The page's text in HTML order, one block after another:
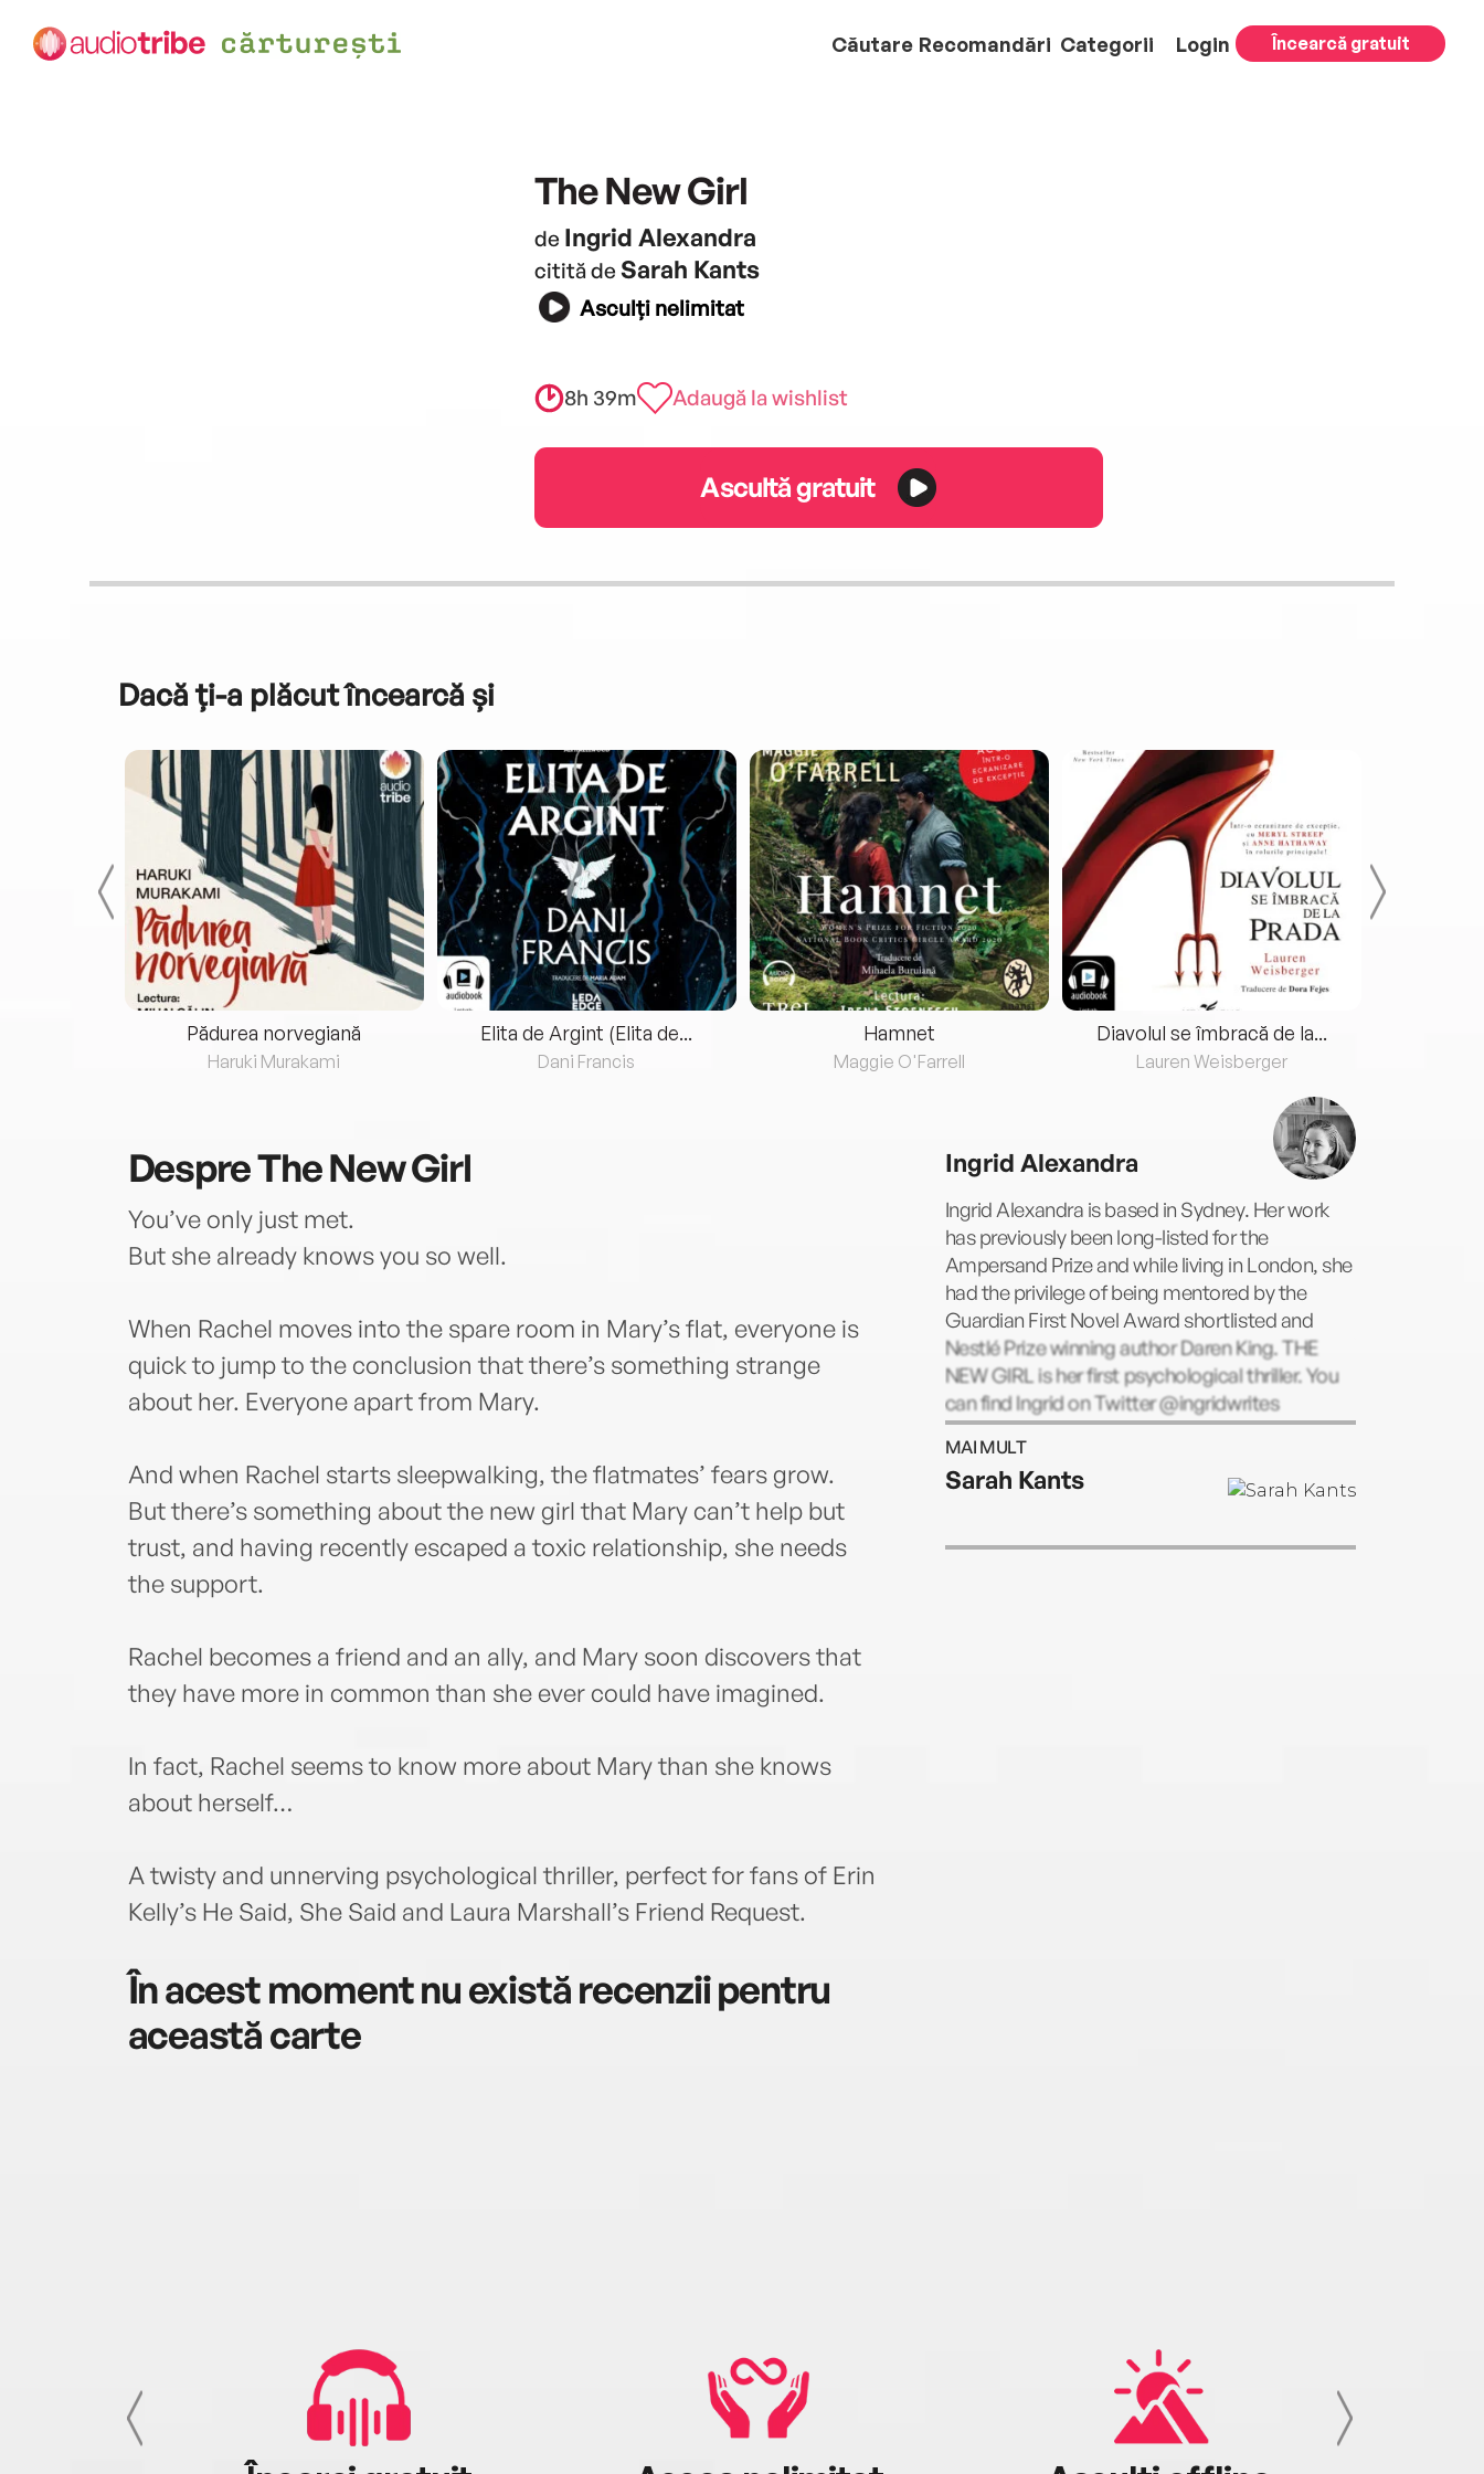
Căutare Recomandări Categorii Login Încearcă gratuit
The New Girl
de Ingrid Alexandra
citită de Sarah Kants
Asculți nelimitat
8h 39m Adaugă la wishlist
Ascultă gratuit
Dacă ți-a plăcut încearcă și
Pădurea norvegiană
Haruki Murakami
Elita de Argint (Elita de...
Dani Francis
Hamnet
Maggie O'Farrell
Diavolul se îmbracă de la...
Lauren Weisberger
DespreThe New Girl
You’ve only just met.
But she already knows you so well.
When Rachel moves into the spare room in Mary’s flat, everyone is
quick to jump to the conclusion that there’s something strange
about her. Everyone apart from Mary.
And when Rachel starts sleepwalking, the flatmates’ fears grow.
But there’s something about the new girl that Mary can’t help but
trust, and having recently escaped a toxic relationship, she needs
the support.
Rachel becomes a friend and an ally, and Mary soon discovers that
they have more in common than she ever could have imagined.
In fact, Rachel seems to know more about Mary than she knows
about herself…
A twisty and unnerving psychological thriller, perfect for fans of Erin
Kelly’s He Said, She Said and Laura Marshall’s Friend Request.
În acest moment nu există recenzii pentru
această carte
Ingrid Alexandra
Ingrid Alexandra is based in Sydney. Her work
has previously been long-listed for the
Ampersand Prize and while living in London, she
had the privilege of being mentored by the
Guardian First Novel Award shortlisted and
Nestlé Prize winning author Daren King. THE
NEW GIRL is her first psychological thriller. You
can find Ingrid on Twitter @ingridwrites
MAI MULT
Sarah Kants